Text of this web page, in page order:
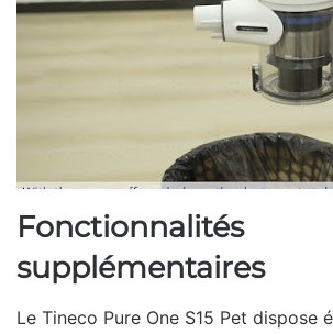
Fonctionnalités
supplémentaires
Le Tineco Pure One S15 Pet dispose